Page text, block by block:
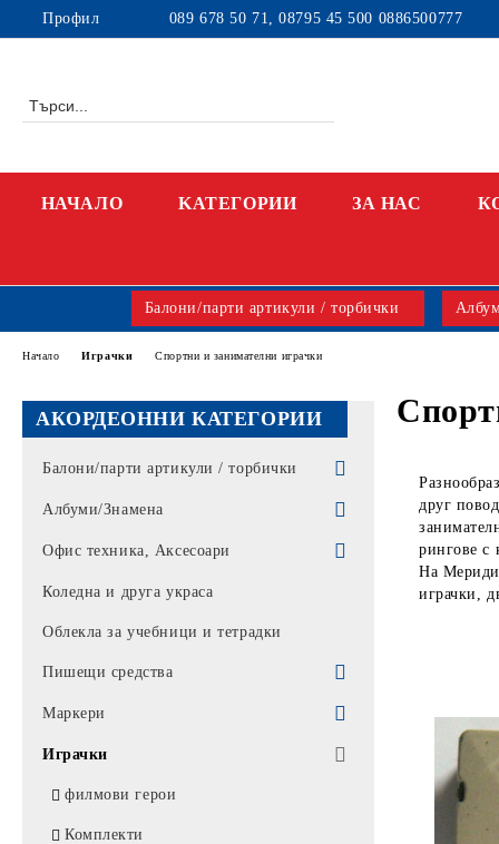
Профил 089 678 50 71, 08795 45 500 0886500777
НАЧАЛО KАТЕГОРИИ ЗА НАС
Балони/парти артикули / торбички
АКОРДЕОННИ КАТЕГОРИИ
Балони/парти артикули / торбички
Парти артикули
Балони
Торбички
Албуми/Знамена
Знамена
Албуми
Офис техника, Аксесоари
Батерии / Слушалки / Мишки /
Коледна и друга украса
Облекла за учебници и тетрадки
Пишещи средства
Химикали
UNIVERSAL
АЙХАО
Комплекти химикали
Автоматични моливи
Моливи
Пълнители
Маркери
Перманентни маркери
Лакови маркер
Маркери за бяла дъска
Играчки
филмови герои
Комплекти
Начало Играчки Спортни и занимателни играчки
друг
рингове с
На
играчки,